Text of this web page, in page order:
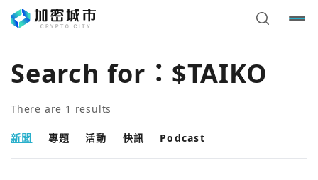
Search for： $TAIKO
There are 1 results
新聞 專題 活動 快訊 Podcast